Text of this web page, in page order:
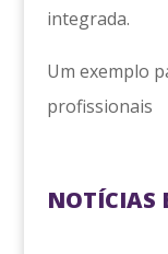
integrada.
Um exemplo
profissionais
NOTÍCIAS